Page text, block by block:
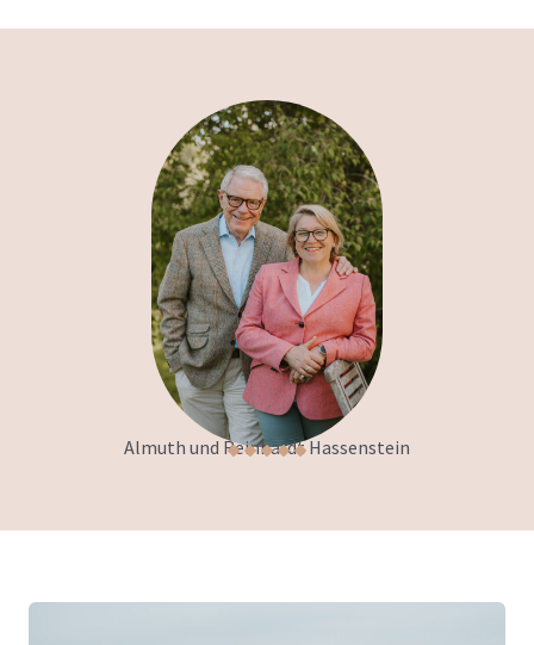
Almuth und Reinhardt Hassenstein